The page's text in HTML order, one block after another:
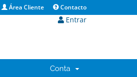
Área Cliente Contacto
Entrar
Conta